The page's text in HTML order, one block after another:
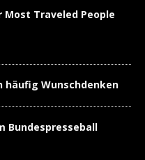
Most Traveled People
häufig Wunschdenken
Bundespresseball